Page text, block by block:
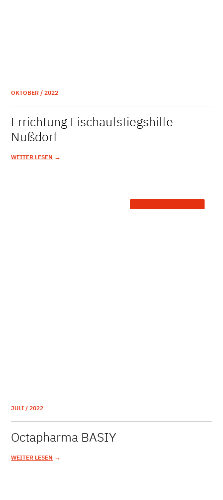
OKTOBER / 2022
Errichtung Fischaufstiegshilfe
Nußdorf
WEITER LESEN →
JULI / 2022
Octapharma BASIY
WEITER LESEN →